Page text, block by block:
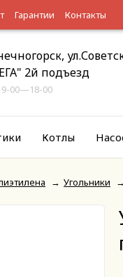
Гарантии Контакты
2й подъезд
00—18-00
Котлы
→ Угольники →